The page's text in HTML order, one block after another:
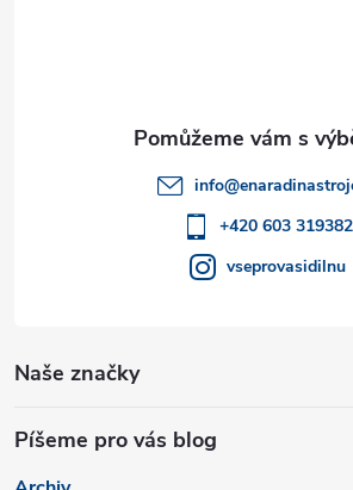
i
s
Naše značky
Píšeme pro vás blog
info@
+420 603 319382
vseprovasidilnu